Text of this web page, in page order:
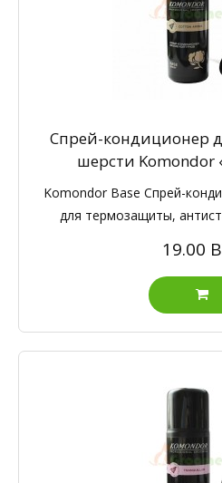
Спрей-кондиционер
шерсти Komondor
Komondor Base Спрей-
для термозащиты,
19.00